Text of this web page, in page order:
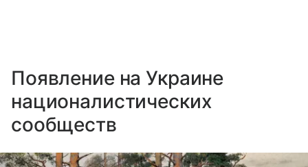
Появление на Украине
националистических
сообществ